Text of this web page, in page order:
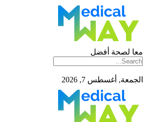
معا لصحة أفضل
الجمعة, أغسطس 7, 2026